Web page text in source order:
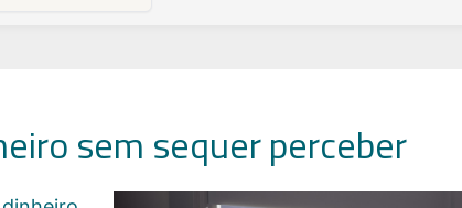
sem sequer perceber